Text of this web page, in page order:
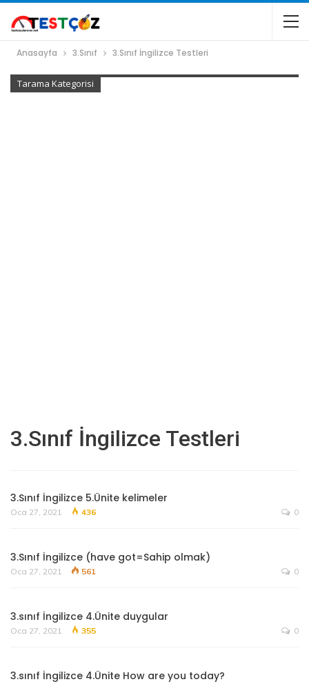
Anasayfa 3.Sınıf 3.Sınıf İngilizce Testleri
Tarama Kategorisi
3.Sınıf İngilizce Testleri
3.Sınıf İngilizce 5.Ünite kelimeler
Oca 27, 2021 436 0
3.Sınıf İngilizce (have got=Sahip olmak)
Oca 27, 2021 561 0
3.sınıf İngilizce 4.Ünite duygular
Oca 27, 2021 355 0
3.sınıf İngilizce 4.Ünite How are you today?